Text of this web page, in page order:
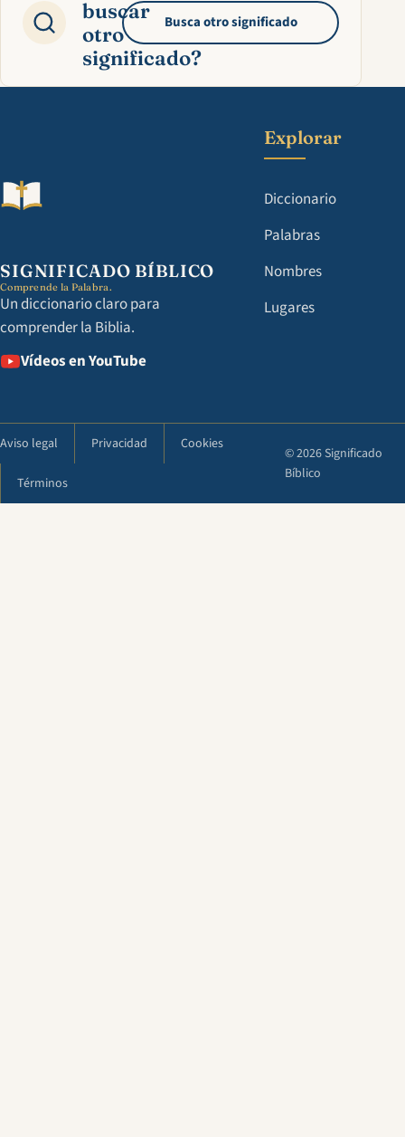
buscar
otro
significado?
Busca otro significado
SIGNIFICADO BÍBLICO
Comprende la Palabra.
Un diccionario claro para
comprender la Biblia.
Vídeos en YouTube
Explorar
Diccionario
Palabras
Nombres
Lugares
Aviso legal Privacidad Cookies
Términos
© 2026 Significado
Bíblico